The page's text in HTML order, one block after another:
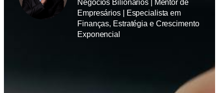
Negócios Bilionários | Mentor de
Empresários | Especialista em
Finanças, Estratégia e Crescimento
Exponencial